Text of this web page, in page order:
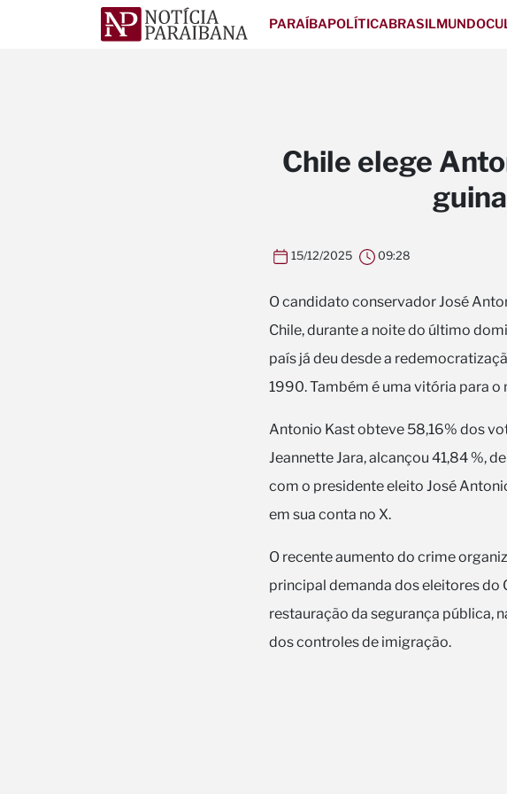
PARAÍBAPOLÍTICABRASILMUNDO
Chile elege
15/12/2025 09:28
O candidato conservador José
Chile, durante a noite do último
país já deu desde a
1990. Também é uma vitória para
Antonio Kast obteve 58,16% dos
Jeannette Jara, alcançou 41,84 %,
com o presidente eleito José
em sua conta no X.
O recente aumento do crime
principal demanda dos eleitores do
restauração da segurança pública,
dos controles de imigração.